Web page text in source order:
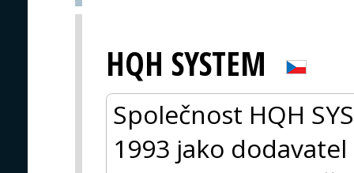
HQH SYSTEM
Společnost HQH
1993 jako